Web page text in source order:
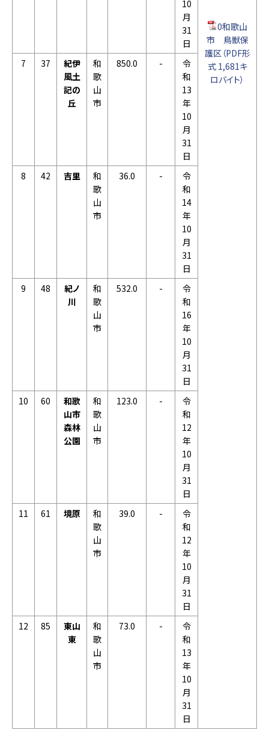
0和歌山
市 鳥獣保
護区（PDF形
式 1,681キ
ロバイト）
10
月
31
日
7
37
紀伊
風土
記の
丘
和
歌
山
市
850.0 -
令
和
13
年
10
月
31
日
8
42 吉里
和
歌
山
市
36.0 -
令
和
14
年
10
月
31
日
9
48
紀ノ
川
和
歌
山
市
532.0 -
令
和
16
年
10
月
31
日
10
60
和歌
山市
森林
公園
和
歌
山
市
123.0 -
令
和
12
年
10
月
31
日
11
61 境原
和
歌
山
市
39.0 -
令
和
12
年
10
月
31
日
12
85
東山
東
和
歌
山
市
73.0 -
令
和
13
年
10
月
31
日